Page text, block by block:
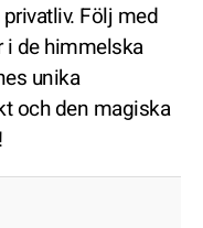
Följ med
i de himmelska
unika
och den magiska